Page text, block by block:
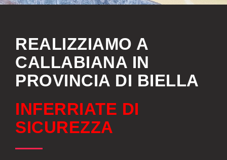
REALIZZIAMO A
CALLABIANA IN
PROVINCIA DI BIELLA
INFERRIATE DI
SICUREZZA